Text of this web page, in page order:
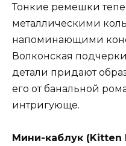
Тонкие ремешки
металлическими
напоминающими
Волконская
детали придают
его от банальной
интригующе.
Мини-каблук (Kitten